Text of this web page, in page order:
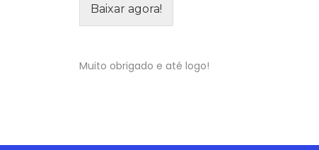
Baixar agora!
Muito obrigado e até logo!